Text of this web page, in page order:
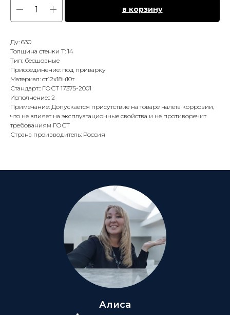
в корзину
Ду: 630
Толщина стенки Т: 14
Тип: бесшовные
Присоединение: под приварку
Материал: ст12х18н10т
Стандарт:: ГОСТ 17375-2001
Исполнение:: 2
Примечание: Допускается присутствие на товаре налета коррозии,
что не влияет на эксплуатационные свойства и не противоречит
требованиям ГОСТ
Страна производитель: Россия
Алиса